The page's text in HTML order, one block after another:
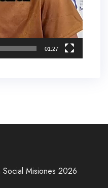
01:27
Misiones 2026